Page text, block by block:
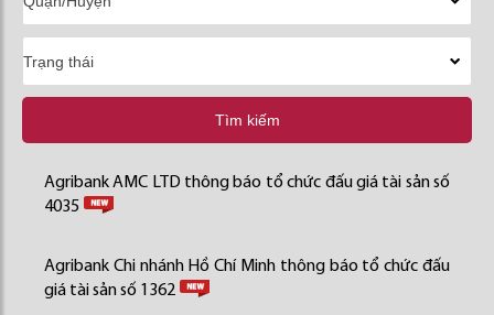
Tìm kiếm
Agribank AMC LTD thông báo tổ chức đấu giá tài sản số
4035
Agribank Chi nhánh Hồ Chí Minh thông báo tổ chức đấu
giá tài sản số 1362